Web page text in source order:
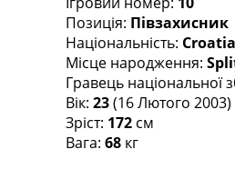
Таблиця АПЛ
Таблиця Ла
Таблиця Ліги
Всі таблиці
Рейтинги
Рейтинг
Позиція: Півзахисник
Національність: Croatia
Місце народження:
Гравець національної
Вік: 23(16 Лютого 2003)
Зріст: 172 см
Вага: 68 кг